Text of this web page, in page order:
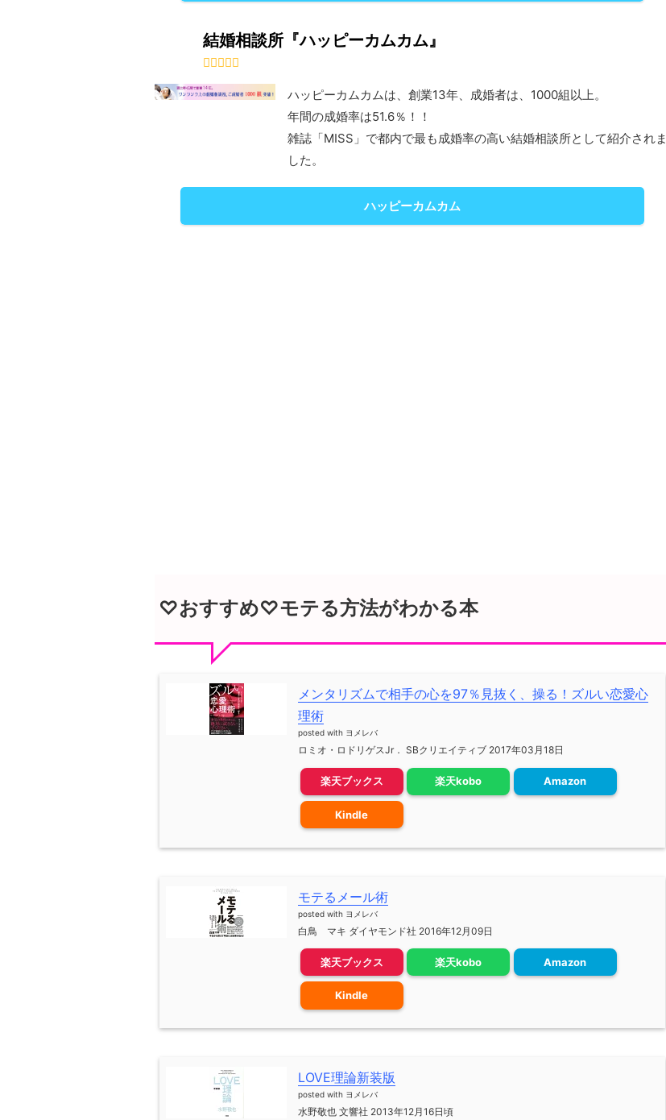
結婚相談所『ハッピーカムカム』
ハッピーカムカムは、創業13年、成婚者は、1000組以上。
年間の成婚率は51.6％！！
雑誌「MISS」で都内で最も成婚率の高い結婚相談所として紹介されま
した。
ハッピーカムカム
♡おすすめ♡モテる方法がわかる本
メンタリズムで相手の心を97％見抜く、操る！ズルい恋愛心
理術
posted with ヨメレバ
ロミオ・ロドリゲスJr． SBクリエイティブ 2017年03月18日
楽天ブックス 楽天kobo Amazon
Kindle
モテるメール術
posted with ヨメレバ
白鳥 マキ ダイヤモンド社 2016年12月09日
楽天ブックス 楽天kobo Amazon
Kindle
LOVE理論新装版
posted with ヨメレバ
水野敬也 文響社 2013年12月16日頃